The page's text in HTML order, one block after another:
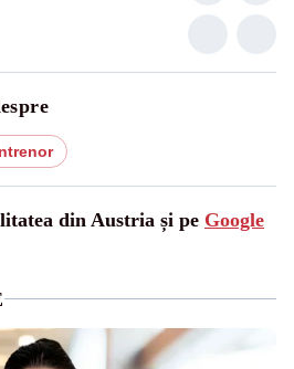
din Austria și pe Google